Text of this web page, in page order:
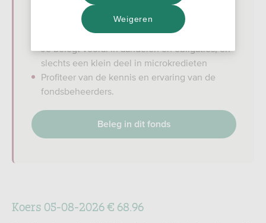
Je gaat voor een gemiddeld rendement en je
begrijpt dat je hiermee een gemiddeld
beleggingsrisico loopt
Je belegt vooral in aandelen en obligaties, en
slechts een klein deel in microkredieten
Profiteer van de kennis en ervaring van de
fondsbeheerders.
Beleg in dit fonds
Koers 05-08-2026 € 68.96
Weigeren